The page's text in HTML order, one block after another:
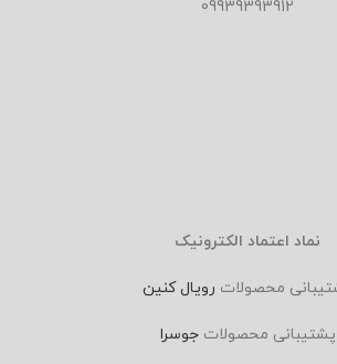
09939393912
نماد اعتماد الکترونیک
محصولات رویال کنین
پشتیبانی محصولاتجوسرا